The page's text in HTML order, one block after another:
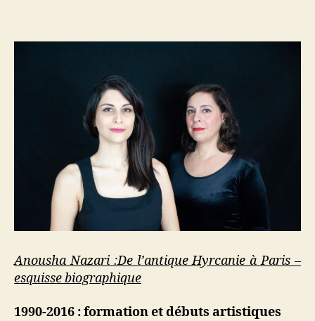
Anousha Nazari :De l’antique Hyrcanie à Paris –
esquisse biographique
1990-2016 : formation et débuts artistiques